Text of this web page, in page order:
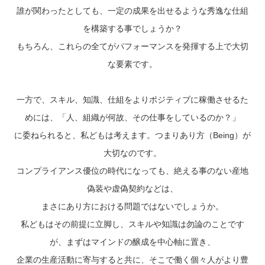
誰が関わったとしても、一定の成果を出せるような秀逸な仕組
を構築する事でしょうか？
もちろん、これらの全てがパフォーマンスを発揮する上で大切
な要素です。
一方で、スキル、知識、仕組をよりポジティブに稼働させるた
めには、「人、組織が何故、その仕事をしているのか？」
に委ねられると、私どもは考えます。つまりあり方（Being）が
大切なのです。
コンプライアンス優位の時代になっても、絶える事のない産地
偽装や虚偽契約などは、
まさにあり方における問題ではないでしょうか。
私どもはその前提に立脚し、スキルや知識は勿論のことです
が、まずはマインドの醸成を中心軸に置き、
企業の生産活動に寄与すると共に、そこで働く個々人がより豊